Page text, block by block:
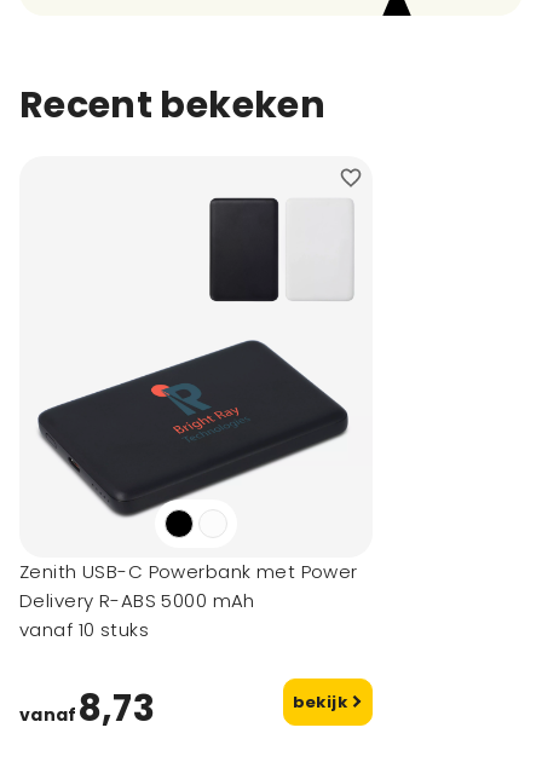
Recent bekeken
Zenith USB-C Powerbank met Power
Delivery R-ABS 5000 mAh
vanaf 10 stuks
vanaf 8,73 bekijk